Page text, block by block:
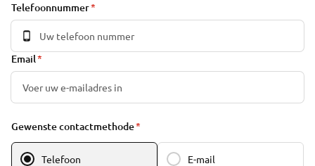
Telefoonnummer
Email
Gewenste contactmethode
Telefoon E-mail